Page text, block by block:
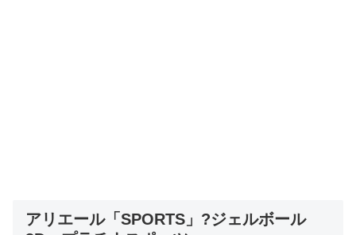
アリエール「SPORTS」?ジェルボール